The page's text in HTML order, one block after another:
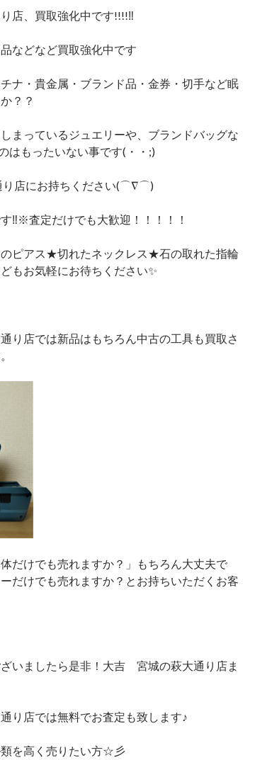
店、買取強化中です!!!!‼
などなど買取強化中です
ナ・貴金属・ブランド品・金券・切手など眠
？？
まっているジュエリーや、ブランドバッグな
はもったいない事です(・・;)
店にお持ちください(⌒∇⌒)
‼※査定だけでも大歓迎！！！！！
ピアス★切れたネックレス★石の取れた指輪
もお気軽にお待ちください✨
り店では新品はもちろん中古の工具も買取さ
だけでも売れますか？」もちろん大丈夫で
だけでも売れますか？とお持ちいただくお客
いましたら是非！大吉 宮城の萩大通り店ま
り店では無料でお査定も致します♪
を高く売りたい方☆彡